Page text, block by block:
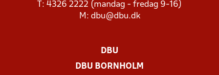
T: 4326 2222 (mandag - fredag 9-16)
M: dbu@dbu.dk
DBU
DBU BORNHOLM